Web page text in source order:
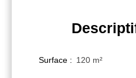
Surface : 120 m²